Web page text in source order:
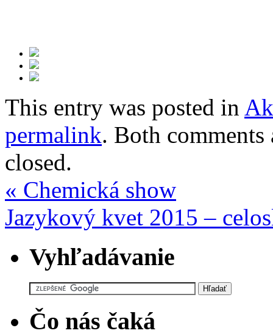
This entry was posted in
permalink. Both
closed.
« Chemická show
Jazykový kvet 2015 –
Vyhľadávanie
Čo nás čaká